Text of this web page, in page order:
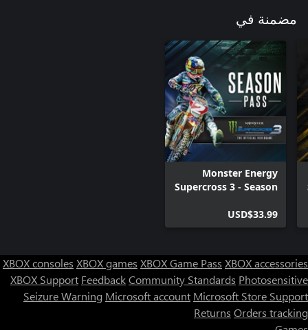
مضمنة في
Monster Energy
Supercross 3 - Season
USD$33.99
XBOX consoles XBOX games XBOX Game Pass XBOX accessories
XBOX Support FeedbackCommunity Standards Photosensitive
Seizure Warning Microsoft account Microsoft Store Support
Returns Orders tracking